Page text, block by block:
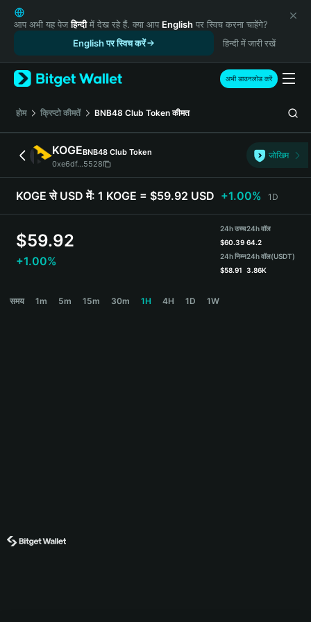
English
日本語
Русский
Español (Latinoamérica)
Türkçe
Italiano
简体中文
繁體中文
Português (Portugal)
हिन्दी
Español (Argentina)
आप अभी यह पेजहिन्दीमें देख रहे हैं. क्या आप English पर स्विच करना चाहेंगे?
English पर स्विच करें
हिन्दी में जारी रखें
अभी डाउनलोड करें
होम क्रिप्टो कीमतें BNB48 Club Token कीमत
KOGEBNB48 Club Token
0xe6df...5528
जोखिम
KOGE से USD में: 1 KOGE = $59.92 USD +1.00% 1D
$59.92
+1.00%
24h उच्च
$60.39
24h निम्न
$58.91
24h वॉल
64.2
24h वॉल(USDT)
3.86K
समय 1m 5m 15m 30m 1H 4H 1D 1W